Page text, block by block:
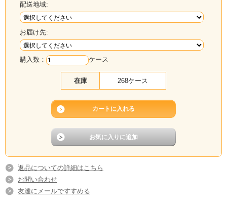
配送地域:
お届け先:
購入数： ケース
在庫 268ケース
返品についての詳細はこちら
お問い合わせ
友達にメールですすめる